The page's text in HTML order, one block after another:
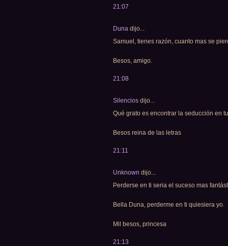
21:07
Duna dijo...
Samuel, tienes razón, cuanto mas se
Besos, amigo.
21:08
Silencios dijo...
Qué grato es encontrar la seducción en
Besos reina de las letras
21:11
Unknown dijo...
Perderse en ti seria el suceso mas
Bella Duna, perderme en ti quiesiera yo.
Mil besos, princesa
21:13